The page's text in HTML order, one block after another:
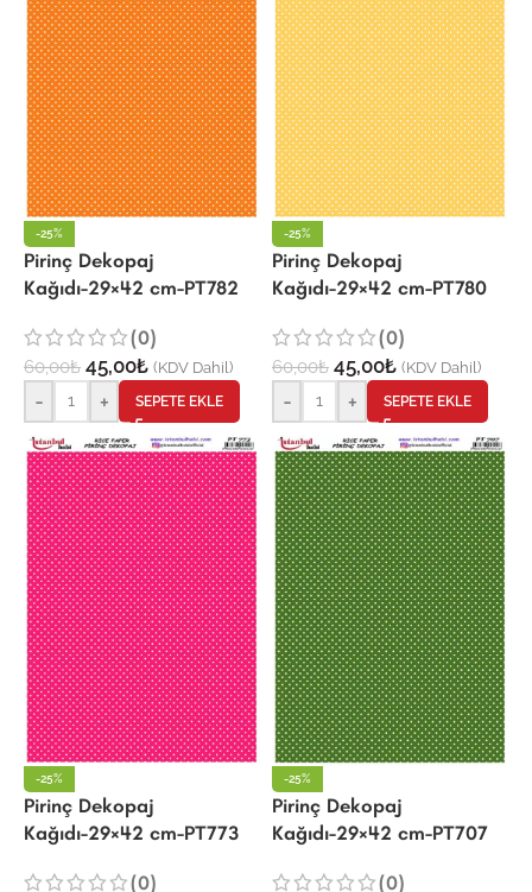
-25%
Pirinç Dekopaj
Kağıdı-29×42 cm-PT782
(0)
60,00₺ 45,00₺ (KDV Dahil)
- + SEPETE EKLE
-25%
Pirinç Dekopaj
Kağıdı-29×42 cm-PT780
(0)
60,00₺ 45,00₺ (KDV Dahil)
- + SEPETE EKLE
-25%
Pirinç Dekopaj
Kağıdı-29×42 cm-PT773
(0)
-25%
Pirinç Dekopaj
Kağıdı-29×42 cm-PT707
(0)